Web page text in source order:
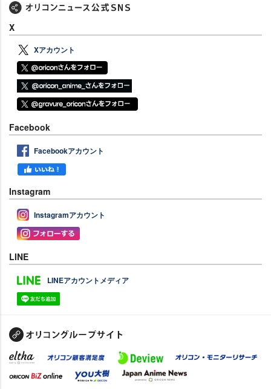
X
Xアカウント
Facebook
Facebookアカウント
Instagram
Instagramアカウント
LINE
LINEアカウントメディア